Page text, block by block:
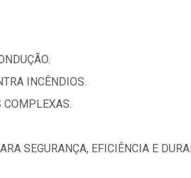
INCÊNDIOS.
COMPLEXAS.
SEGURANÇA, EFICIÊNCIA E